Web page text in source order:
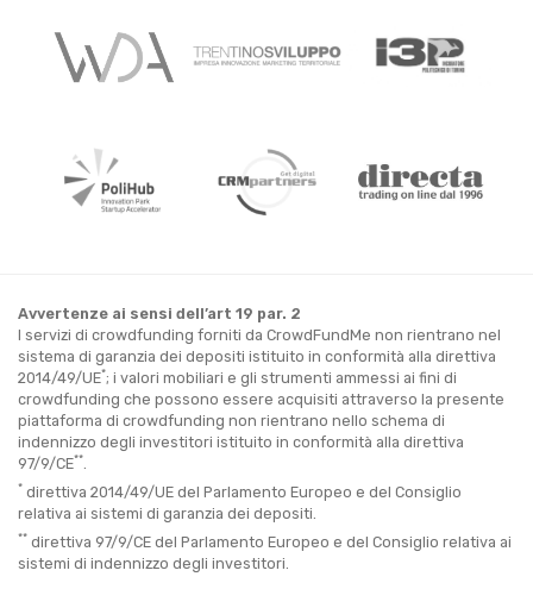
Avvertenze ai sensi dell’art 19 par. 2
I servizi di crowdfunding forniti da CrowdFundMe non rientrano nel
sistema di garanzia dei depositi istituito in conformità alla direttiva
2014/49/UE*; i valori mobiliari e gli strumenti ammessi ai fini di
crowdfunding che possono essere acquisiti attraverso la presente
piattaforma di crowdfunding non rientrano nello schema di
indennizzo degli investitori istituito in conformità alla direttiva
97/9/CE**
* direttiva 2014/49/UE del Parlamento Europeo e del Consiglio
relativa ai sistemi di garanzia dei depositi.
** direttiva 97/9/CE del Parlamento Europeo e del Consiglio relativa ai
sistemi di indennizzo degli investitori.